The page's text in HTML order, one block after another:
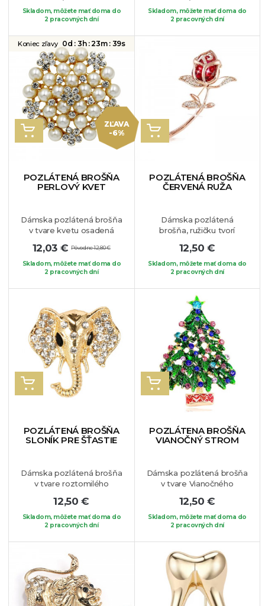
krištáľu. Nádherný šperk,
ktorý Vás rozžiari, vhodný
či Váš obľúbený kúsok
oblečenia.
Skladom, môžete mať doma do
2 pracovných dní
"vlnky", ktoré sú tiež
ozdobené čírymi
alebo na Váš obľúbený
kúsok oblečenia.
Skladom, môžete mať doma do
2 pracovných dní
ZĽAVA
-6%
VLOŽIŤ DO KOŠÍKA
Koniec zľavy 0d : 3h :23m : 38s
POZLÁTENÁ BROŠŇA
PERLOVÝ KVET
Dámska pozlátená brošňa
v tvare kvetu osadená
krištálikmi. Tento šperk
zaručene oživí Váš outfit,
môžete si ju pripnúť na
jednoducho na Váš
obľúbený kúsok oblečenia.
12,03 €Pôvodne 12,80 €
Skladom, môžete mať doma do
2 pracovných dní
VLOŽIŤ DO KOŠÍKA
POZLÁTENÁ BROŠŇA
ČERVENÁ RUŽA
Dámska pozlátená
brošňa, ružičku tvorí
lístky, ktoré sú osadené
drobnými krištálikmi.
Brošňa je vhodná na
obľúbený kúsok oblečenia.
12,50 €
Skladom, môžete mať doma do
2 pracovných dní
VLOŽIŤ DO KOŠÍKA
POZLÁTENÁ BROŠŇA
SLONÍK PRE ŠŤASTIE
Dámska pozlátená brošňa
v tvare roztomilého
je vhodná na blúzku, sako
alebo na Váš obľúbený
kúsok oblečenia.
12,50 €
Skladom, môžete mať doma do
2 pracovných dní
VLOŽIŤ DO KOŠÍKA
POZLÁTENA BROŠŇA
VIANOČNÝ STROM
Dámska pozlátená brošňa
v tvare Vianočného
farebné krištáliky. Vianoce
patria medzi najkrajšie
sviatky v roku, preto by
taktiež ním môžete
obdarovať milujúcu osobu.
Môžete si ho pripnúť na
obľúbené sako, šaty či
blúzku.
12,50 €
Skladom, môžete mať doma do
2 pracovných dní